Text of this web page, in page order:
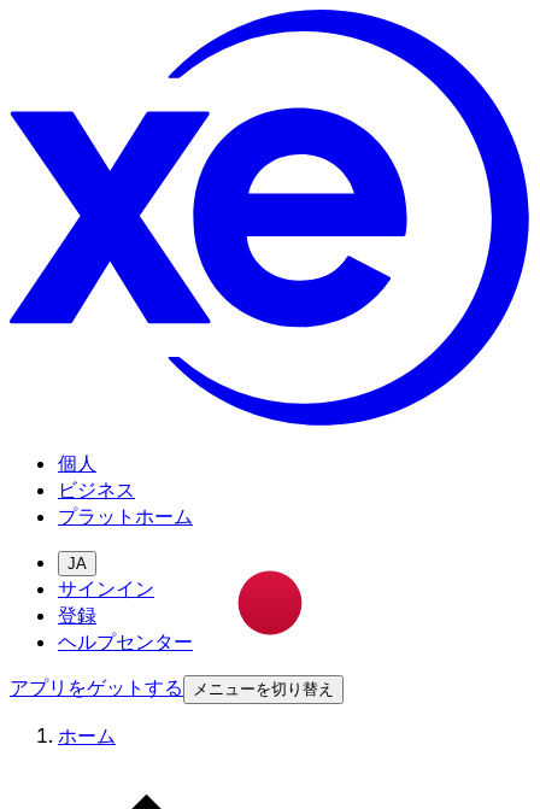
個人
ビジネス
プラットホーム
JA
サインイン
登録
ヘルプセンター
アプリをゲットする
メニューを切り替え
ホーム